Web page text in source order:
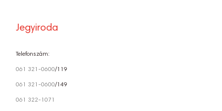
Jegyiroda
Telefonszám:
061 321-0600/119
061 321-0600/149
061 322-1071